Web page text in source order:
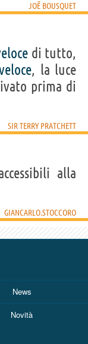
JOË BOUSQUET
di tutto,
, la luce
prima di
SIR TERRY PRATCHETT
alla
GIANCARLO.STOCCORO
News
Novità